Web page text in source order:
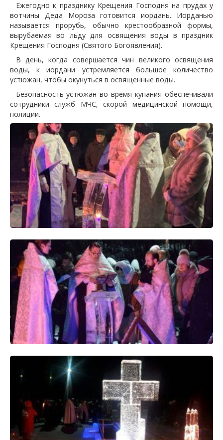
Ежегодно к празднику Крещения Господня на прудах у
вотчины Деда Мороза готовится иордань. Иорданью
называется прорубь, обычно крестообразной формы,
вырубаемая во льду для освящения воды в праздник
Крещения Господня (Святого Богоявления).
В день, когда совершается чин великого освящения
воды, к иордани устремляется большое количество
устюжан, чтобы окунуться в освященные воды.
Безопасность устюжан во время купания обеспечивали
сотрудники служб МЧС, скорой медицинской помощи,
полиции.